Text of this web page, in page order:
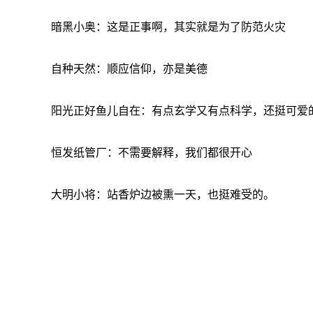
暗黑小奥：这是正事啊，其实就是为了防范火灾
自种天然：顺应信仰，亦是美德
阳光正好鱼儿自在：有点玄学又有点科学，还挺可爱
恒发纸管厂：不需要解释，我们都很开心
大明小将：站香炉边被熏一天，也挺难受的。